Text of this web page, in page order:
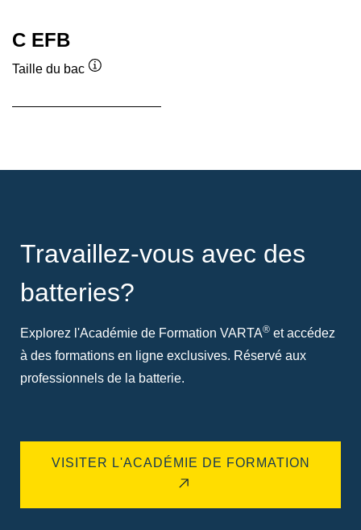
C EFB
Taille du bac
Travaillez-vous avec des
batteries?
Explorez l'Académie de Formation VARTA® et accédez
à des formations en ligne exclusives. Réservé aux
professionnels de la batterie.
VISITER L'ACADÉMIE DE FORMATION